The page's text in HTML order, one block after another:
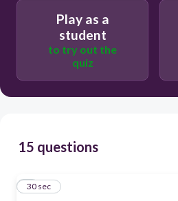
son verdes
Play as a
student
to try out the
quiz
15 questions
1
30 sec